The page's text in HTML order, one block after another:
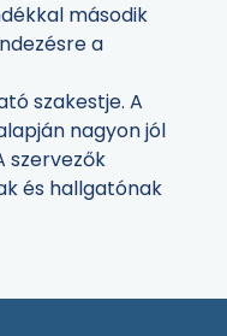
második
a
szakestje. A
nagyon jól
szervezők
és hallgatónak